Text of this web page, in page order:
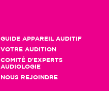
GUIDE APPAREIL AUDITIF
VOTRE AUDITION
COMITÉ D'EXPERTS
AUDIOLOGIE
NOUS REJOINDRE